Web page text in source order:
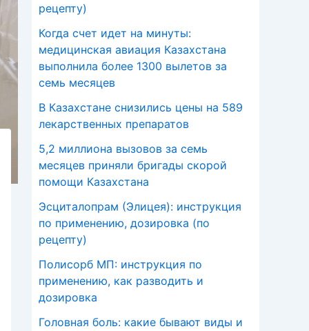
рецепту)
Когда счет идет на минуты:
медицинская авиация Казахстана
выполнила более 1300 вылетов за
семь месяцев
В Казахстане снизились цены на 589
лекарственных препаратов
5,2 миллиона вызовов за семь
месяцев приняли бригады скорой
помощи Казахстана
Эсциталопрам (Элицея): инструкция
по применению, дозировка (по
рецепту)
Полисорб МП: инструкция по
применению, как разводить и
дозировка
Головная боль: какие бывают виды и